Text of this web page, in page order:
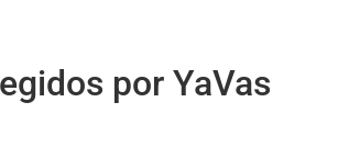
por YaVas